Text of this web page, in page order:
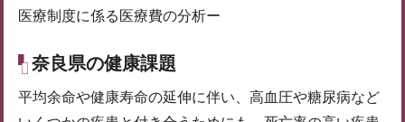
医療制度に係る医療費の分析ー
奈良県の健康課題
平均余命や健康寿命の延伸に伴い、高血圧や糖尿病など